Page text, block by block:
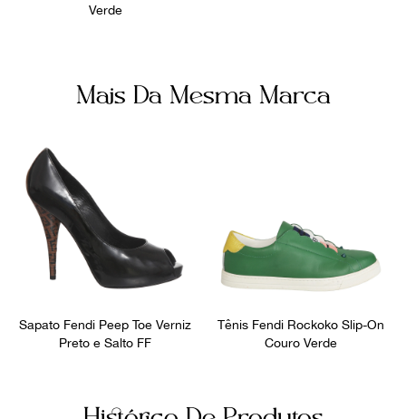
Verde
Mais Da Mesma Marca
Sapato Fendi Peep Toe Verniz
Preto e Salto FF
Tênis Fendi Rockoko Slip-On
Couro Verde